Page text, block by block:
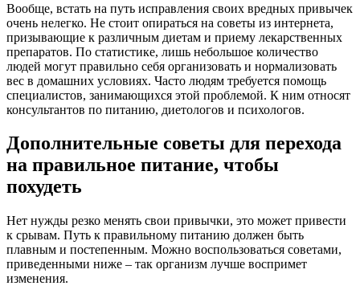
Вообще, встать на путь исправления своих вредных привычек
очень нелегко. Не стоит опираться на советы из интернета,
призывающие к различным диетам и приему лекарственных
препаратов. По статистике, лишь небольшое количество
людей могут правильно себя организовать и нормализовать
вес в домашних условиях. Часто людям требуется помощь
специалистов, занимающихся этой проблемой. К ним относят
консультантов по питанию, диетологов и психологов.
Дополнительные советы для перехода
на правильное питание, чтобы
похудеть
Нет нужды резко менять свои привычки, это может привести
к срывам. Путь к правильному питанию должен быть
плавным и постепенным. Можно воспользоваться советами,
приведенными ниже – так организм лучше воспримет
изменения.